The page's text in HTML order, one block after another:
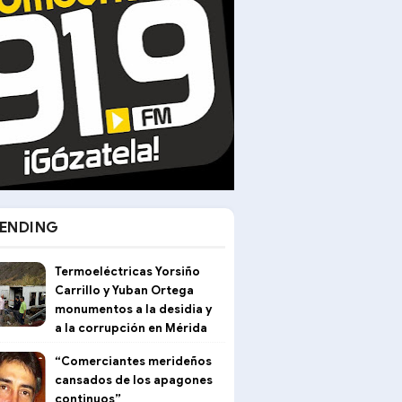
Termoeléctricas Yorsiño
Carrillo y Yuban Ortega
monumentos a la desidia y
a la corrupción en Mérida
“Comerciantes merideños
cansados de los apagones